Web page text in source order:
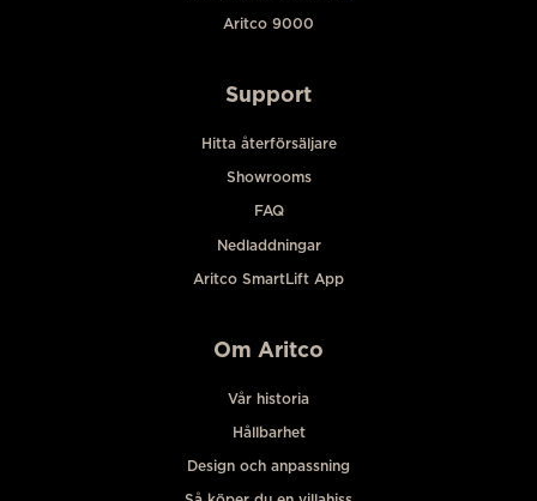
Aritco 9000
Support
Hitta återförsäljare
Showrooms
FAQ
Nedladdningar
Aritco SmartLift App
Om Aritco
Vår historia
Hållbarhet
Design och anpassning